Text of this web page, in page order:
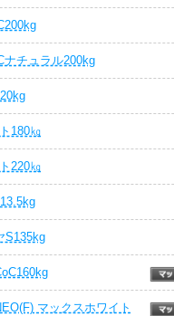
ナチュラル200kg
180㎏
220㎏
S135kg
マックスホワイト